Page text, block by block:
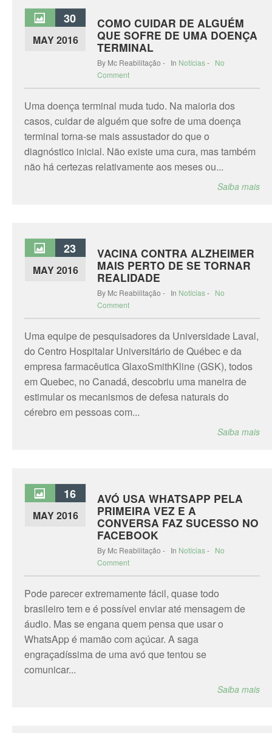
30
MAY 2016
COMO CUIDAR DE ALGUÉM
QUE SOFRE DE UMA DOENÇA
TERMINAL
By Mc Reabilitação - In Notícias- No
Comment
Uma doença terminal muda tudo. Na maioria dos
casos, cuidar de alguém que sofre de uma doença
terminal torna-se mais assustador do que o
diagnóstico inicial. Não existe uma cura, mas também
não há certezas relativamente aos meses ou...
Saiba mais
23
MAY 2016
VACINA CONTRA ALZHEIMER
MAIS PERTO DE SE TORNAR
REALIDADE
By Mc Reabilitação - In Notícias- No
Comment
Uma equipe de pesquisadores da Universidade Laval,
do Centro Hospitalar Universitário de Québec e da
empresa farmacêutica GlaxoSmithKline (GSK), todos
em Quebec, no Canadá, descobriu uma maneira de
estimular os mecanismos de defesa naturais do
cérebro em pessoas com...
Saiba mais
16
MAY 2016
AVÓ USA WHATSAPP PELA
PRIMEIRA VEZ E A
CONVERSA FAZ SUCESSO NO
FACEBOOK
By Mc Reabilitação - In Notícias- No
Comment
Pode parecer extremamente fácil, quase todo
brasileiro tem e é possível enviar até mensagem de
áudio. Mas se engana quem pensa que usar o
WhatsApp é mamão com açúcar. A saga
engraçadíssima de uma avó que tentou se
comunicar...
Saiba mais